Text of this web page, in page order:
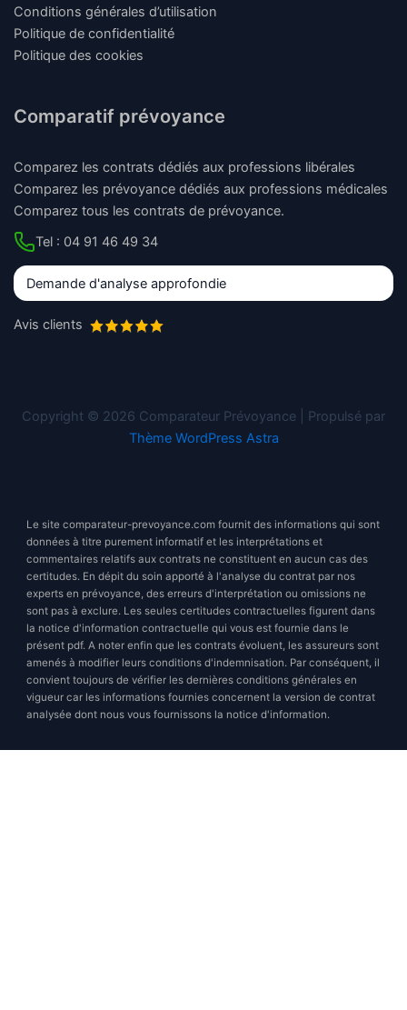
Conditions générales d’utilisation
Politique de confidentialité
Politique des cookies
Comparatif prévoyance
Comparez les contrats dédiés aux professions libérales
Comparez les prévoyance dédiés aux professions médicales
Comparez tous les contrats de prévoyance.
Tel : 04 91 46 49 34
Demande d'analyse approfondie
Avis clients
Copyright © 2026 Comparateur Prévoyance | Propulsé par
Thème WordPress Astra
Le site comparateur-prevoyance.com fournit des informations qui sont
données à titre purement informatif et les interprétations et
commentaires relatifs aux contrats ne constituent en aucun cas des
certitudes. En dépit du soin apporté à l'analyse du contrat par nos
experts en prévoyance, des erreurs d'interprétation ou omissions ne
sont pas à exclure. Les seules certitudes contractuelles figurent dans
la notice d'information contractuelle qui vous est fournie dans le
présent pdf. A noter enfin que les contrats évoluent, les assureurs sont
amenés à modifier leurs conditions d'indemnisation. Par conséquent, il
convient toujours de vérifier les dernières conditions générales en
vigueur car les informations fournies concernent la version de contrat
analysée dont nous vous fournissons la notice d'information.